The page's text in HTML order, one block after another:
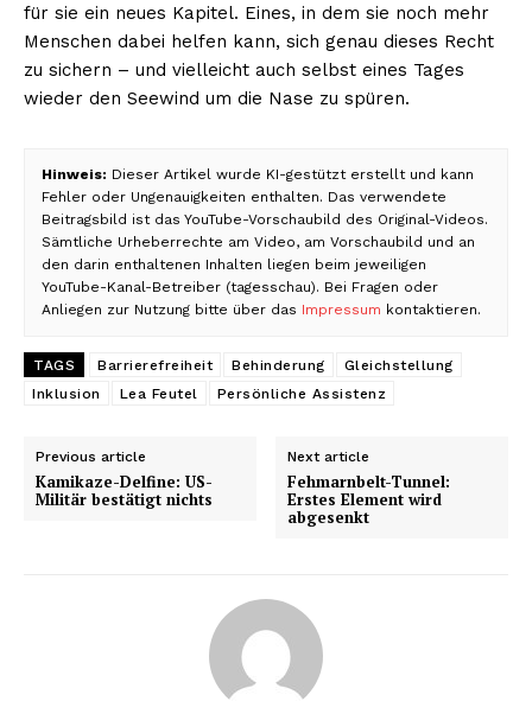
für sie ein neues Kapitel. Eines, in dem sie noch mehr
Menschen dabei helfen kann, sich genau dieses Recht
zu sichern – und vielleicht auch selbst eines Tages
wieder den Seewind um die Nase zu spüren.
Hinweis: Dieser Artikel wurde KI-gestützt erstellt und kann
Fehler oder Ungenauigkeiten enthalten. Das verwendete
Beitragsbild ist das YouTube-Vorschaubild des Original-Videos.
Sämtliche Urheberrechte am Video, am Vorschaubild und an
den darin enthaltenen Inhalten liegen beim jeweiligen
YouTube-Kanal-Betreiber (tagesschau). Bei Fragen oder
Anliegen zur Nutzung bitte über das Impressum kontaktieren.
TAGS Barrierefreiheit Behinderung
Gleichstellung
Inklusion
Lea Feutel Persönliche Assistenz
Previous article
Kamikaze-Delfine: US-
Militär bestätigt nichts
Next article
Fehmarnbelt-Tunnel:
Erstes Element wird
abgesenkt